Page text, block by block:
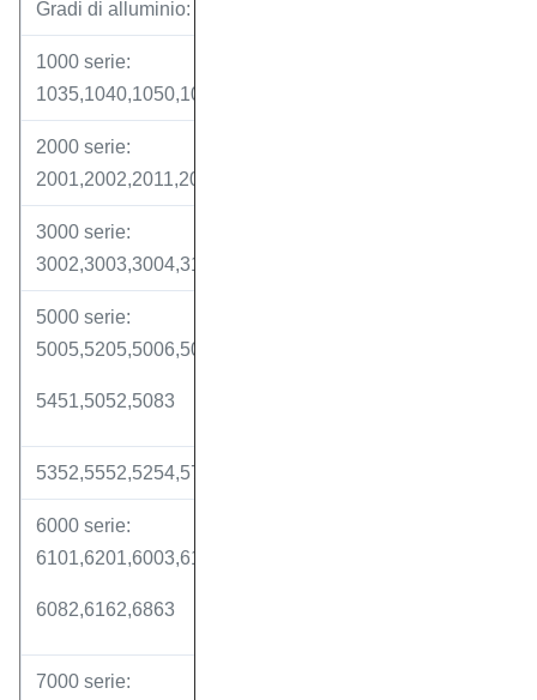
Gradi di alluminio:
1000 serie:
2000 serie:
3000 serie:
5000 serie:
5451,5052,5083
5352,5552,5254,5754,5856,5456,5283
6000 serie:
6082,6162,6863
7000 serie: